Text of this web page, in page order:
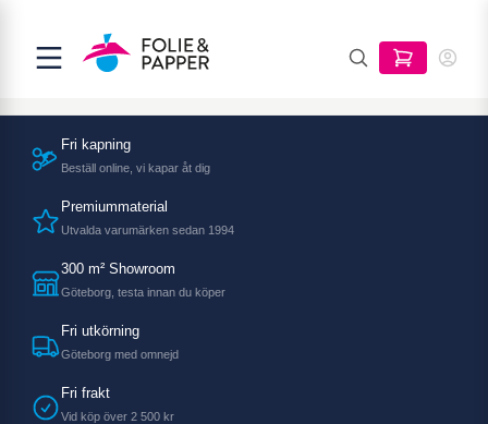
Fri kapning
Beställ online, vi kapar åt dig
Premiummaterial
Utvalda varumärken sedan 1994
300 m² Showroom
Göteborg, testa innan du köper
Fri utkörning
Göteborg med omnejd
Fri frakt
Vid köp över 2 500 kr